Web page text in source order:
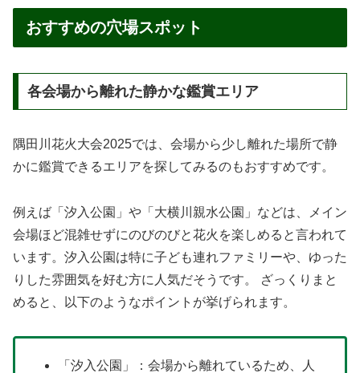
おすすめの穴場スポット
各会場から離れた静かな鑑賞エリア
隅田川花火大会2025では、会場から少し離れた場所で静
かに鑑賞できるエリアを探してみるのもおすすめです。
例えば「汐入公園」や「大横川親水公園」などは、メイン
会場ほど混雑せずにのびのびと花火を楽しめると言われて
います。汐入公園は特に子ども連れファミリーや、ゆった
りした雰囲気を好む方に人気だそうです。 ざっくりまと
めると、以下のようなポイントが挙げられます。
「汐入公園」：会場から離れているため、人